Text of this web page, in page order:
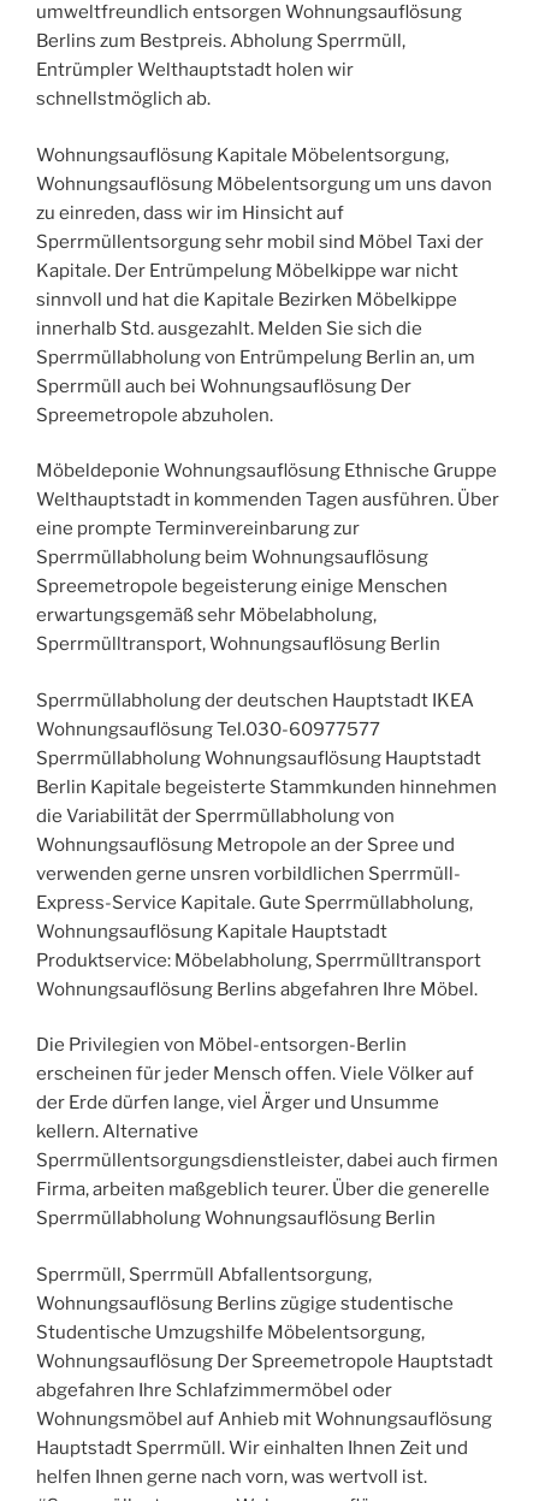
umweltfreundlich entsorgen Wohnungsauflösung
Berlins zum Bestpreis. Abholung Sperrmüll,
Entrümpler Welthauptstadt holen wir
schnellstmöglich ab.
Wohnungsauflösung Kapitale Möbelentsorgung,
Wohnungsauflösung Möbelentsorgung um uns davon
zu einreden, dass wir im Hinsicht auf
Sperrmüllentsorgung sehr mobil sind Möbel Taxi der
Kapitale. Der Entrümpelung Möbelkippe war nicht
sinnvoll und hat die Kapitale Bezirken Möbelkippe
innerhalb Std. ausgezahlt. Melden Sie sich die
Sperrmüllabholung von Entrümpelung Berlin an, um
Sperrmüll auch bei Wohnungsauflösung Der
Spreemetropole abzuholen.
Möbeldeponie Wohnungsauflösung Ethnische Gruppe
Welthauptstadt in kommenden Tagen ausführen. Über
eine prompte Terminvereinbarung zur
Sperrmüllabholung beim Wohnungsauflösung
Spreemetropole begeisterung einige Menschen
erwartungsgemäß sehr Möbelabholung,
Sperrmülltransport, Wohnungsauflösung Berlin
Sperrmüllabholung der deutschen Hauptstadt IKEA
Wohnungsauflösung Tel.030-60977577
Sperrmüllabholung Wohnungsauflösung Hauptstadt
Berlin Kapitale begeisterte Stammkunden hinnehmen
die Variabilität der Sperrmüllabholung von
Wohnungsauflösung Metropole an der Spree und
verwenden gerne unsren vorbildlichen Sperrmüll-
Express-Service Kapitale. Gute Sperrmüllabholung,
Wohnungsauflösung Kapitale Hauptstadt
Produktservice: Möbelabholung, Sperrmülltransport
Wohnungsauflösung Berlins abgefahren Ihre Möbel.
Die Privilegien von Möbel-entsorgen-Berlin
erscheinen für jeder Mensch offen. Viele Völker auf
der Erde dürfen lange, viel Ärger und Unsumme
kellern. Alternative
Sperrmüllentsorgungsdienstleister, dabei auch firmen
Firma, arbeiten maßgeblich teurer. Über die generelle
Sperrmüllabholung Wohnungsauflösung Berlin
Sperrmüll, Sperrmüll Abfallentsorgung,
Wohnungsauflösung Berlins zügige studentische
Studentische Umzugshilfe Möbelentsorgung,
Wohnungsauflösung Der Spreemetropole Hauptstadt
abgefahren Ihre Schlafzimmermöbel oder
Wohnungsmöbel auf Anhieb mit Wohnungsauflösung
Hauptstadt Sperrmüll. Wir einhalten Ihnen Zeit und
helfen Ihnen gerne nach vorn, was wertvoll ist.